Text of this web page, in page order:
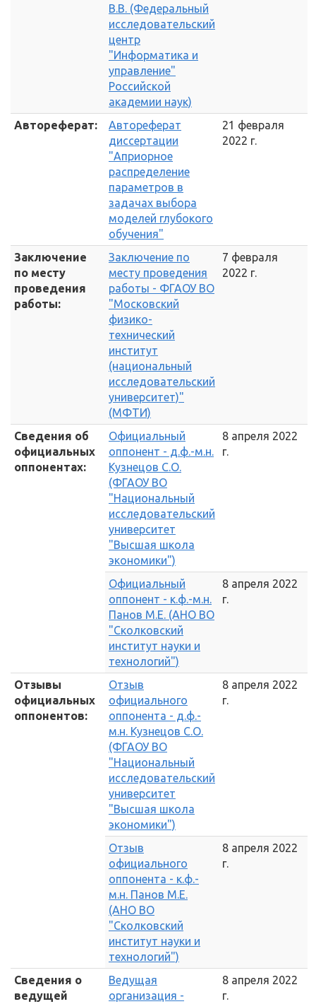
В.В. (Федеральный
исследовательский
центр
"Информатика и
управление"
Российской
академии наук)
Автореферат:
Автореферат
диссертации
"Априорное
распределение
параметров в
задачах выбора
моделей глубокого
обучения"
21 февраля
2022 г.
Заключение
по месту
проведения
работы:
Заключение по
месту проведения
работы - ФГАОУ ВО
"Московский
физико-
технический
институт
(национальный
исследовательский
университет)"
(МФТИ)
7 февраля
2022 г.
Сведения об
официальных
оппонентах:
Официальный
оппонент - д.ф.-м.н.
Кузнецов С.О.
(ФГАОУ ВО
"Национальный
исследовательский
университет
"Высшая школа
экономики")
8 апреля 2022
г.
Официальный
оппонент - к.ф.-м.н.
Панов М.Е. (АНО ВО
"Сколковский
институт науки и
технологий")
8 апреля 2022
г.
Отзывы
официальных
оппонентов:
Отзыв
официального
оппонента - д.ф.-
м.н. Кузнецов С.О.
(ФГАОУ ВО
"Национальный
исследовательский
университет
"Высшая школа
экономики")
8 апреля 2022
г.
Отзыв
официального
оппонента - к.ф.-
м.н. Панов М.Е.
(АНО ВО
"Сколковский
институт науки и
технологий")
8 апреля 2022
г.
Сведения о
ведущей
Ведущая
организация -
8 апреля 2022
г.